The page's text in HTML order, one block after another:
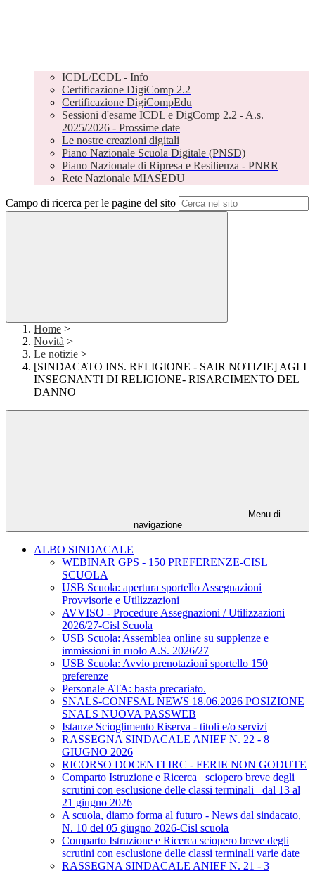
ICDL/ECDL - Info
Certificazione DigiComp 2.2
Certificazione DigiCompEdu
Sessioni d'esame ICDL e DigComp 2.2 - A.s.
2025/2026 - Prossime date
Le nostre creazioni digitali
Piano Nazionale Scuola Digitale (PNSD)
Piano Nazionale di Ripresa e Resilienza - PNRR
Rete Nazionale MIASEDU
Campo di ricerca per le pagine del sito
Home >
Novità >
Le notizie >
[SINDACATO INS. RELIGIONE - SAIR NOTIZIE] AGLI
INSEGNANTI DI RELIGIONE- RISARCIMENTO DEL
DANNO
Menu di
navigazione
ALBO SINDACALE
WEBINAR GPS - 150 PREFERENZE-CISL
SCUOLA
USB Scuola: apertura sportello Assegnazioni
Provvisorie e Utilizzazioni
AVVISO - Procedure Assegnazioni / Utilizzazioni
2026/27-Cisl Scuola
USB Scuola: Assemblea online su supplenze e
immissioni in ruolo A.S. 2026/27
USB Scuola: Avvio prenotazioni sportello 150
preferenze
Personale ATA: basta precariato.
SNALS-CONFSAL NEWS 18.06.2026 POSIZIONE
SNALS NUOVA PASSWEB
Istanze Scioglimento Riserva - titoli e/o servizi
RASSEGNA SINDACALE ANIEF N. 22 - 8
GIUGNO 2026
RICORSO DOCENTI IRC - FERIE NON GODUTE
Comparto Istruzione e Ricerca_ sciopero breve degli
scrutini con esclusione delle classi terminali_ dal 13 al
21 giugno 2026
A scuola, diamo forma al futuro - News dal sindacato,
N. 10 del 05 giugno 2026-Cisl scuola
Comparto Istruzione e Ricerca sciopero breve degli
scrutini con esclusione delle classi terminali varie date
RASSEGNA SINDACALE ANIEF N. 21 - 3